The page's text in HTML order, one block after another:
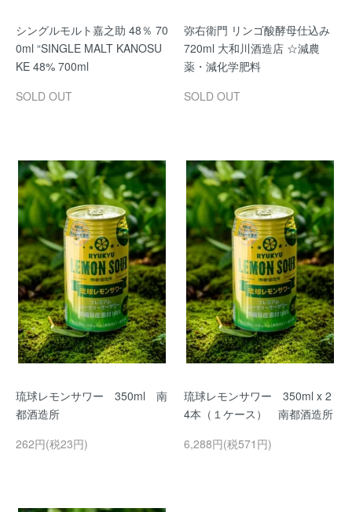
シングルモルト嘉之助 48％ 70
0ml “SINGLE MALT KANOSU
KE 48% 700ml
SOLD OUT
弥右衛門 リンゴ酸酵母仕込み
720ml 大和川酒造店 ☆減農
薬・減化学肥料
SOLD OUT
琉球レモンサワー 350ml 南
都酒造所
262円(税23円)
琉球レモンサワー 350ml x 2
4本（１ケース） 南都酒造所
6,288円(税571円)